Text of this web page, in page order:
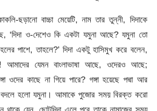
ছড়ানো বাচ্চা মেয়েটি, নাম তার তুন্নী, দিদাকে
‘দিদা ও-দেশেও কি একটা যমুনা আছে? যমুনা তো
পাশে, তাহলে?’ দিদা একটু হাসিমুখ করে বলেন,
আমাদের যেমন বাংলাভাষা আছে, ওদেরও আছে;
ওদের কাছে না গিয়ে পারে? গঙ্গা হয়েছে পদ্মা আর
হলো যমুনা। আমাকে পুজোর সময় বিরক্ত করো